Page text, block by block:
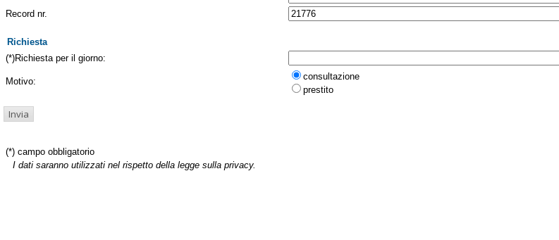
Record nr.
Richiesta
(*)Richiesta per il giorno:
Motivo:
consultazione
prestito
(*) campo obbligatorio
I dati saranno utilizzati nel rispetto della legge sulla privacy.